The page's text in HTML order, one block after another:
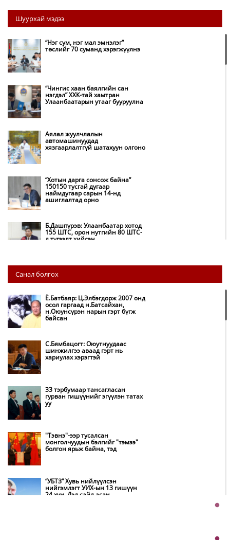
Шуурхай мэдээ
“Нэг сум, нэг мал эмнэлэг”
төслийг 70 суманд хэрэгжүүлнэ
“Чингис хаан баялгийн сан
нэгдэл” ХХК-тай хамтран
Улаанбаатарын утааг бууруулна
Аялал жуулчлалын
автомашинуудад
хязгаарлалтгүй шатахуун олгоно
“Хотын дарга сонсож байна”
150150 тусгай дугаар
наймдугаар сарын 14-нд
ашиглалтад орно
Б.Дашпүрэв: Улаанбаатар хотод
155 ШТС, орон нутгийн 80 ШТС-
д түгээлт хийсэн
НИТХ: Багануур ХК-ийг түшиглэн
нүүрс-пиролизийн үйлдвэр
байгуулж, ирэх оноос хагас кокс
Амаргүй цаг үеийг ирэх
НИТХ-ын төлөөлөгчид COP17
Монгол Улс “COP17”-д “Тал
Нөөцийн махны худалдаа,
Санал болгох
Ё.Батбаяр: Ц.Элбэгдорж 2007 онд
осол гаргаад н.Батсайхан,
н.Оюунсүрэн нарын гэрт бүгж
байсан
С.Бямбацогт: Оюутнуудаас
шинжилгээ аваад гэрт нь
хариулах хэрэгтэй
33 тэрбумаар тансагласан
гурван гишүүнийг эгүүлэн татах
уу
"Тэвнэ"-ээр тусалсан
монголчуудын бэлгийг "тэмээ"
болгон ярьж байна, тэд
“УБТЗ” Хувь нийлүүлсэн
нийгэмлэгт УИХ-ын 13 гишүүн
24 хүн, Дэд сайд асан